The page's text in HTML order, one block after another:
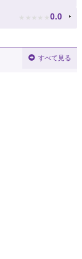
★ ★ ★ ★ ★ 0.0
すべて見る